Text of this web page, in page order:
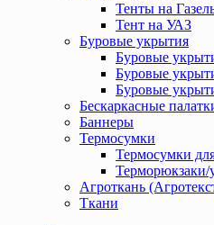
Тенты на
Тент на УАЗ
Буровые укрытия
Буровые
Буровые
Буровые
Бескаркасные
Баннеры
Термосумки
Термосумки
Терморюкзаки/
Агроткань
Ткани